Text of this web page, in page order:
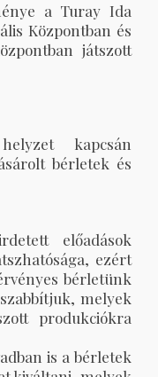
a Turay Ida
Központban és
játszott
kapcsán
bérletek és
előadások
ezért
bérletünk
melyek
produkciókra
is a bérletek